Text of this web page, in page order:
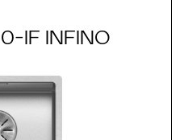
IF INFINO